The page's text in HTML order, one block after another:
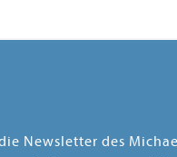
Newsletter des